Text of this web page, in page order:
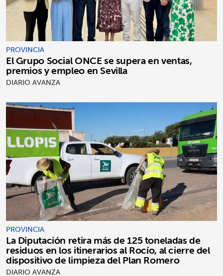
PROVINCIA
El Grupo Social ONCE se supera en ventas,
premios y empleo en Sevilla
DIARIO AVANZA
PROVINCIA
La Diputación retira más de 125 toneladas de
residuos en los itinerarios al Rocío, al cierre del
dispositivo de limpieza del Plan Romero
DIARIO AVANZA